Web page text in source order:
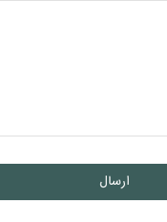
ارسال